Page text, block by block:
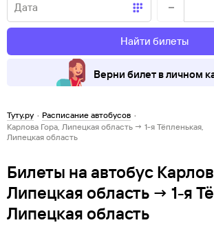
Найти билеты
Верни билет в личном
Туту.ру · Расписание автобусов ·
Карлова Гора, Липецкая область → 1-я Тёпленькая,
Липецкая область
Билеты на автобус
Липецкая область → 1-я
Липецкая область